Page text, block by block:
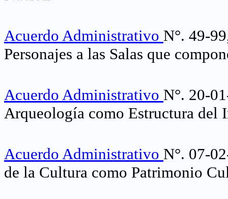
Acuerdo Administrativo N°. 49-
Personajes a las Salas que
Acuerdo Administrativo N°. 20-
Arqueología como Estructura del
Acuerdo Administrativo N°. 07-
de la Cultura como Patrimonio